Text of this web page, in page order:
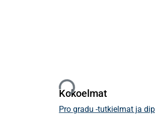
Ladataan...
Kokoelmat
Pro gradu -tutkielmat ja